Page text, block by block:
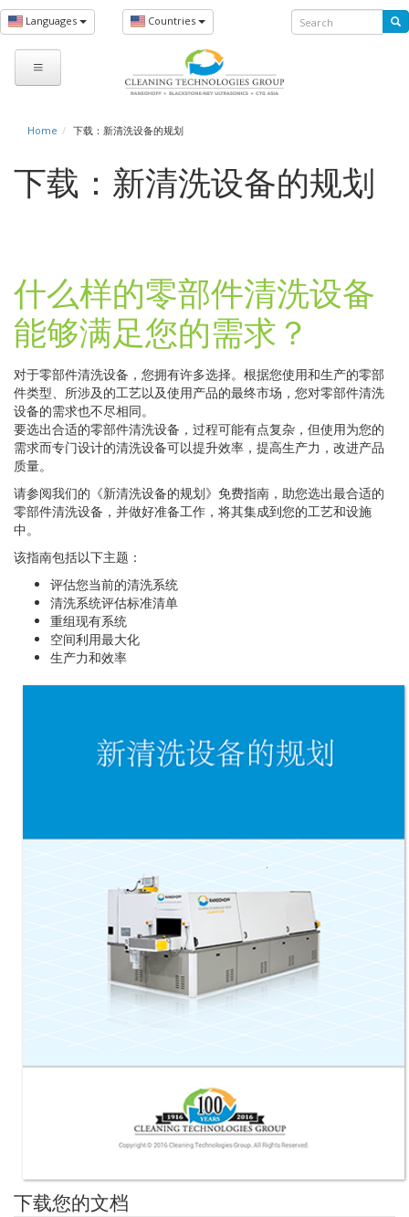
Skip
to
main
content
Search
Languages Countries
You
are
here
Home 下载：新清洗设备的规划
下载：新清洗设备的规划
什么样的零部件清洗设备
能够满足您的需求？
对于零部件清洗设备，您拥有许多选择。根据您使用和生产的零部
件类型、所涉及的工艺以及使用产品的最终市场，您对零部件清洗
设备的需求也不尽相同。
要选出合适的零部件清洗设备，过程可能有点复杂，但使用为您的
需求而专门设计的清洗设备可以提升效率，提高生产力，改进产品
质量。
请参阅我们的《新清洗设备的规划》免费指南，助您选出最合适的
零部件清洗设备，并做好准备工作，将其集成到您的工艺和设施
中。
该指南包括以下主题：
评估您当前的清洗系统
清洗系统评估标准清单
重组现有系统
空间利用最大化
生产力和效率
下载您的文档